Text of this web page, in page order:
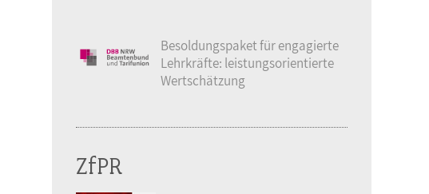
Besoldungspaket für engagierte
Lehrkräfte: leistungsorientierte
Wertschätzung
ZfPR